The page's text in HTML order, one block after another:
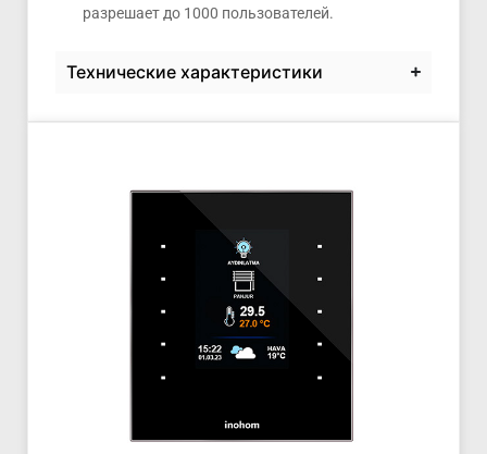
разрешает до 1000 пользователей.
Технические характеристики